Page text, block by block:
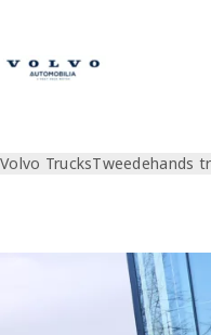
Volvo TrucksTweedehands